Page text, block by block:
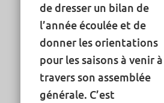
de dresser un bilan de
l’année écoulée et de
donner les orientations
pour les saisons à venir à
travers son assemblée
générale. C’est